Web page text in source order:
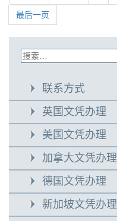
最后一页
联系方式
英国文凭办理
美国文凭办理
加拿大文凭办理
德国文凭办理
新加坡文凭办理